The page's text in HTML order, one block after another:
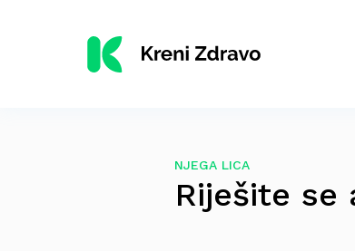
NJEGA LICA
Riješite se